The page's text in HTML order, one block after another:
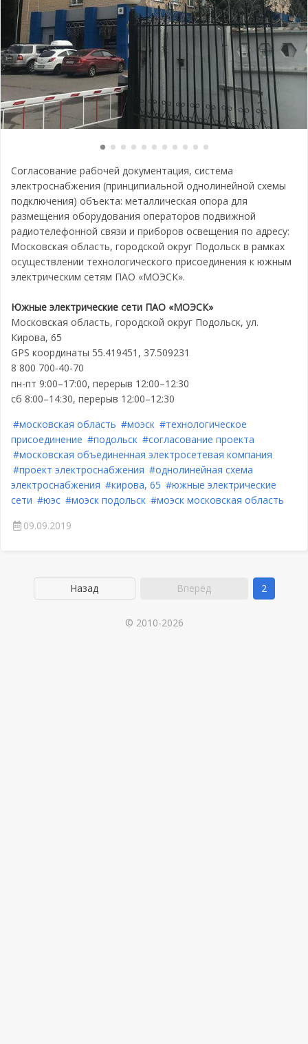
Согласование рабочей документация, система
электроснабжения (принципиальной однолинейной схемы
подключения) объекта: металлическая опора для
размещения оборудования операторов подвижной
радиотелефонной связи и приборов освещения по адресу:
Московская область, городской округ Подольск в рамках
осуществлении технологического присоединения к южным
электрическим сетям ПАО «МОЭСК».
Южные электрические сети ПАО «МОЭСК»
Московская область, городской округ Подольск, ул.
Кирова, 65
GPS координаты 55.419451, 37.509231
8 800 700‑40-70
пн-пт 9:00–17:00, перерыв 12:00–12:30
сб 8:00–14:30, перерыв 12:00–12:30
#московская область #моэск #технологическое
присоединение #подольск #согласование проекта
#московская объединенная электросетевая компания
#проект электроснабжения #однолинейная схема
электроснабжения #кирова, 65 #южные электрические
сети #юэс #моэск подольск #моэск московская область
09.09.2019
Назад Вперёд 2
© 2010-2026